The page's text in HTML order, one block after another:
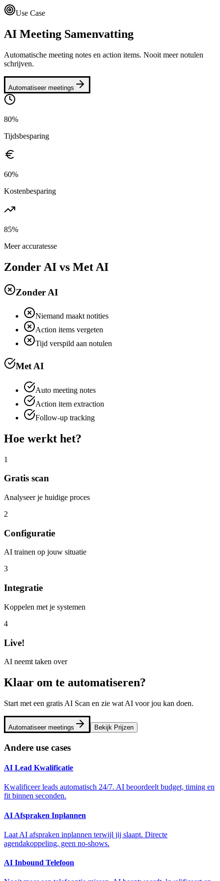
Use Case
AI Meeting Samenvatting
Automatische meeting notes en action items. Nooit meer notulen
schrijven.
Automatiseer meetings
80%
Tijdsbesparing
60%
Kostenbesparing
85%
Meer accuratesse
Zonder AI vs Met AI
Zonder AI
Niemand maakt notities
Action items vergeten
Tijd verspild aan notulen
Met AI
Auto meeting notes
Action item extraction
Follow-up tracking
Hoe werkt het?
1
Gratis scan
Analyseer je huidige proces
2
Configuratie
AI trainen op jouw situatie
3
Integratie
Koppelen met je systemen
4
Live!
AI neemt taken over
Klaar om te automatiseren?
Start met een gratis AI Scan en zie wat AI voor jou kan doen.
Automatiseer meetings Bekijk Prijzen
Andere use cases
AI Lead Kwalificatie
Kwalificeer leads automatisch 24/7. AI beoordeelt budget, timing en
fit binnen seconden.
AI Afspraken Inplannen
Laat AI afspraken inplannen terwijl jij slaapt. Directe
agendakoppeling, geen no-shows.
AI Inbound Telefoon